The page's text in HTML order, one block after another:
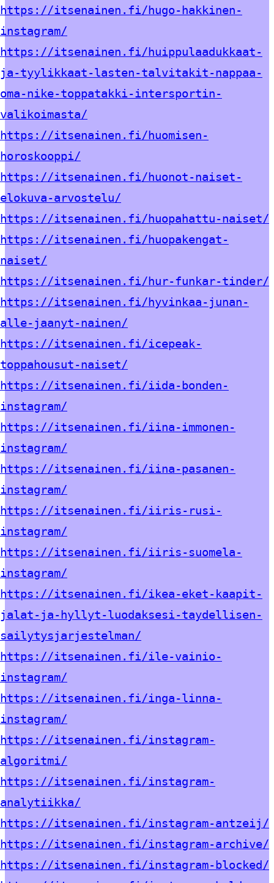
https://itsenainen.fi/hugo-hakkinen-
instagram/
https://itsenainen.fi/huippulaadukkaat-
ja-tyylikkaat-lasten-talvitakit-nappaa-
oma-nike-toppatakki-intersportin-
valikoimasta/
https://itsenainen.fi/huomisen-
horoskooppi/
https://itsenainen.fi/huonot-naiset-
elokuva-arvostelu/
https://itsenainen.fi/huopahattu-naiset/
https://itsenainen.fi/huopakengat-
naiset/
https://itsenainen.fi/hur-funkar-tinder/
https://itsenainen.fi/hyvinkaa-junan-
alle-jaanyt-nainen/
https://itsenainen.fi/icepeak-
toppahousut-naiset/
https://itsenainen.fi/iida-bonden-
instagram/
https://itsenainen.fi/iina-immonen-
instagram/
https://itsenainen.fi/iina-pasanen-
instagram/
https://itsenainen.fi/iiris-rusi-
instagram/
https://itsenainen.fi/iiris-suomela-
instagram/
https://itsenainen.fi/ikea-eket-kaapit-
jalat-ja-hyllyt-luodaksesi-taydellisen-
sailytysjarjestelman/
https://itsenainen.fi/ile-vainio-
instagram/
https://itsenainen.fi/inga-linna-
instagram/
https://itsenainen.fi/instagram-
algoritmi/
https://itsenainen.fi/instagram-
analytiikka/
https://itsenainen.fi/instagram-antzeij/
https://itsenainen.fi/instagram-archive/
https://itsenainen.fi/instagram-blocked/